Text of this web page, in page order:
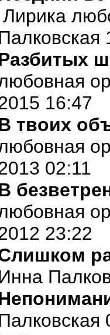
Лирика
16:47
твоих
02:11
23:22